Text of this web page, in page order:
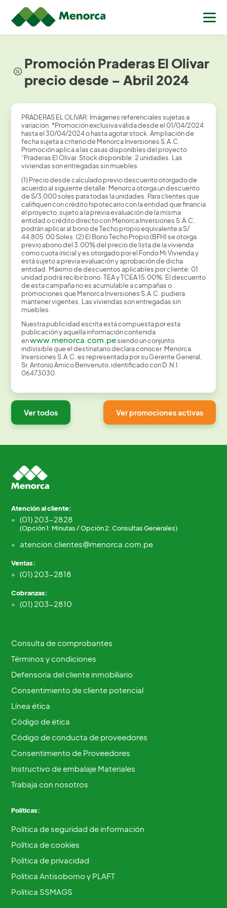
Promoción Praderas El Olivar
precio desde – Abril 2024
PRADERAS EL OLIVAR: Imágenes referenciales sujetas a
variación. *Promoción exclusiva válida desde el 01/04/2024
hasta el 30/04/2024 o hasta agotar stock. Ampliación de
fecha sujeta a criterio de Menorca Inversiones S.A.C.
Promoción aplica a las casas disponibles del proyecto
“Praderas El Olivar. Stock disponible: 2 unidades. Las
viviendas son entregadas sin muebles.
(1) Precio desde calculado previo descuento otorgado de
acuerdo al siguiente detalle: Menorca otorga un descuento
de S/3,000 soles para todas la unidades. Para clientes que
califiquen con crédito hipotecario con la entidad que financia
el proyecto, sujeto a la previa evaluación de la misma
entidad o crédito directo con Menorca Inversiones S.A.C,
podrán aplicar al bono de Techo propio equivalente a S/
44,805.00 Soles. (2) El Bono Techo Propio (BFH) se otorga
previo abono del 3.00% del precio de lista de la vivienda
como cuota inicial y es otorgado por el Fondo Mi Vivienda y
está sujeto a previa evaluación y aprobación de dicha
entidad. Máximo de descuentos aplicables por cliente: 01
unidad podrá recibir bono. TEA y TCEA 15.00%. El descuento
de esta campaña no es acumulable a campañas o
promociones que Menorca Inversiones S.A.C. pudiera
mantener vigentes. Las viviendas son entregadas sin
muebles.
Nuestra publicidad escrita está compuesta por esta
publicación y aquella información contenida
enwww.menorca.com.pesiendo un conjunto
indivisible que el destinatario declara conocer. Menorca
Inversiones S.A.C. es representada por su Gerente General,
Sr. Antonio Amico Benvenuto, identificado con D.N.I.
06473030.
Ver todos Ver promociones activas
Atención al cliente:
(01) 203-2828
(Opción 1: Minutas / Opción 2: Consultas Generales)
atencion.clientes@menorca.com.pe
Ventas:
(01) 203-2818
Cobranzas:
(01) 203-2810
Consulta de comprobantes
Términos y condiciones
Defensoría del cliente inmobiliario
Consentimiento de cliente potencial
Línea ética
Código de ética
Código de conducta de proveedores
Consentimiento de Proveedores
Instructivo de embalaje Materiales
Trabaja con nosotros
Políticas:
Política de seguridad de información
Política de cookies
Política de privacidad
Política Antisoborno y PLAFT
Política SSMAGS